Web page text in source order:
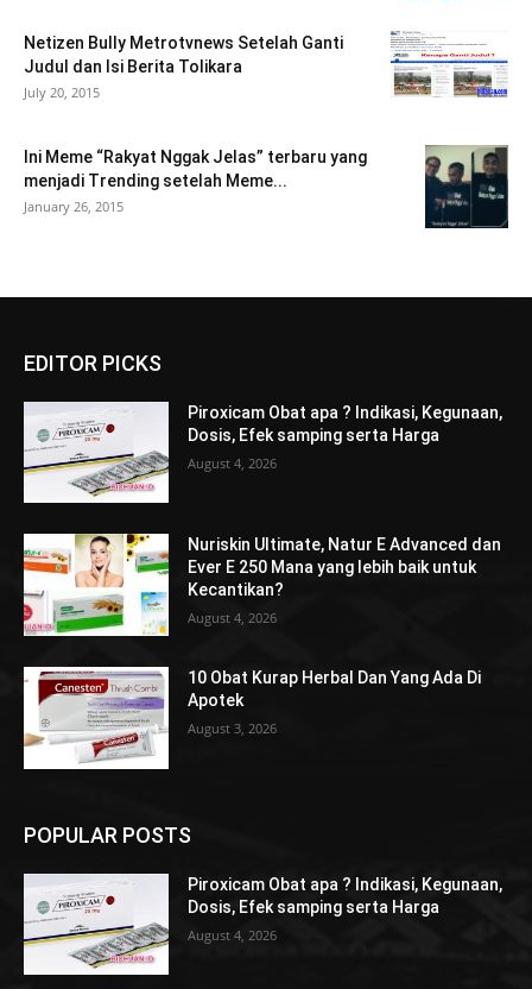
Netizen Bully Metrotvnews Setelah Ganti
Judul dan Isi Berita Tolikara
July 20, 2015
Ini Meme “Rakyat Nggak Jelas” terbaru yang
menjadi Trending setelah Meme...
January 26, 2015
EDITOR PICKS
Piroxicam Obat apa ? Indikasi, Kegunaan,
Dosis, Efek samping serta Harga
August 4, 2026
Nuriskin Ultimate, Natur E Advanced dan
Ever E 250 Mana yang lebih baik untuk
Kecantikan?
August 4, 2026
10 Obat Kurap Herbal Dan Yang Ada Di
Apotek
August 3, 2026
POPULAR POSTS
Piroxicam Obat apa ? Indikasi, Kegunaan,
Dosis, Efek samping serta Harga
August 4, 2026